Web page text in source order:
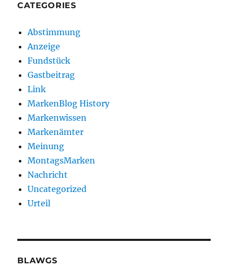
CATEGORIES
Abstimmung
Anzeige
Fundstück
Gastbeitrag
Link
MarkenBlog History
Markenwissen
Markenämter
Meinung
MontagsMarken
Nachricht
Uncategorized
Urteil
BLAWGS